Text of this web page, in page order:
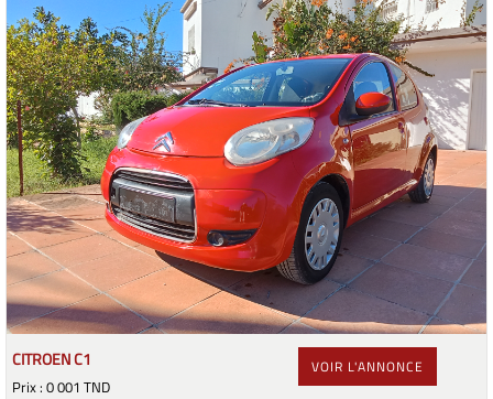
CITROEN C1
Prix : 0 001 TND
VOIR L'ANNONCE